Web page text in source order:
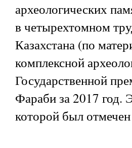
археологических
в четырехтомном
Казахстана (по
комплексной
Государственной
Фараби за 2017 год.
которой был